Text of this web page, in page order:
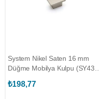
System Nikel Saten 16 mm
Düğme Mobilya Kulpu (SY4335
₺198,77